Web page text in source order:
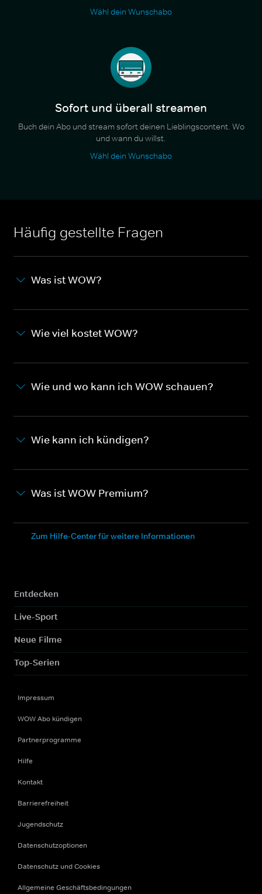
Wähl dein Wunschabo
Sofort und überall streamen
Buch dein Abo und stream sofort deinen Lieblingscontent. Wo
und wann du willst.
Wähl dein Wunschabo
Häufig gestellte Fragen
Was ist WOW?
Wie viel kostet WOW?
Wie und wo kann ich WOW schauen?
Wie kann ich kündigen?
Was ist WOW Premium?
Zum Hilfe-Center für weitere Informationen
Entdecken
Live-Sport
Neue Filme
Top-Serien
Impressum
WOW Abo kündigen
Partnerprogramme
Hilfe
Kontakt
Barrierefreiheit
Jugendschutz
Datenschutzoptionen
Datenschutz und Cookies
Allgemeine Geschäftsbedingungen